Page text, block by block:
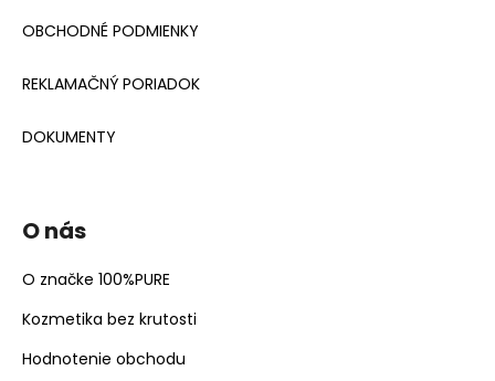
OBCHODNÉ PODMIENKY
REKLAMAČNÝ PORIADOK
DOKUMENTY
O nás
O značke 100%PURE
Kozmetika bez krutosti
Hodnotenie obchodu